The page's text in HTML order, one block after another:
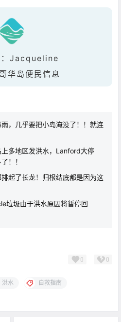
：Jacqueline
华岛便民信息
，几乎要把小岛淹没了！！就连
多地区发洪水，Lanford大停
！！
起了长龙！归根结底都是因为这
垃圾由于洪水原因将暂停回
0 0
洪水 自救指南